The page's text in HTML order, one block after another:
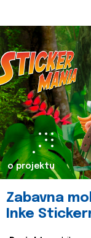
o projektu
Zabavna
Inke